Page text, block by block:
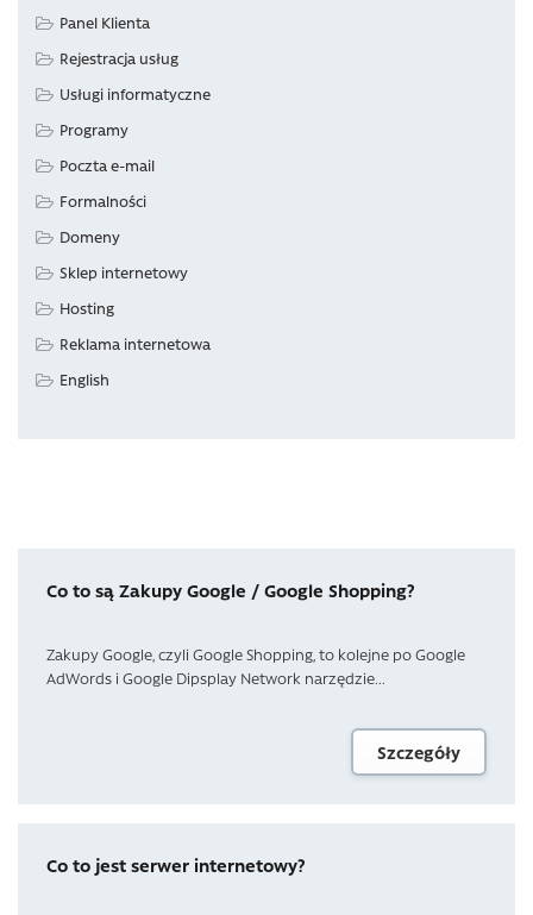
Panel Klienta
Rejestracja usług
Usługi informatyczne
Programy
Poczta e-mail
Formalności
Domeny
Sklep internetowy
Hosting
Reklama internetowa
English
Co to są Zakupy Google / Google Shopping?
Zakupy Google, czyli Google Shopping, to kolejne po Google
AdWords i Google Dipsplay Network narzędzie...
Szczegóły
Co to jest serwer internetowy?